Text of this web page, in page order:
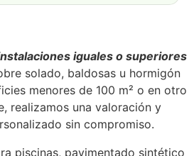
iguales o superiores
solado, baldosas u hormigón
menores de 100 m² o en otro
realizamos una valoración y
sin compromiso.